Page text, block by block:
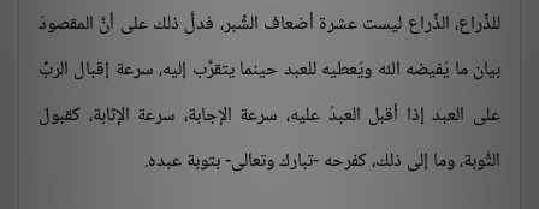
للذِّراع، الذِّراع ليست عشرة أضعاف الشِّبر، فدلَّ ذلك على أنَّ المقصودَ
بيان ما يُفيضه الله ويُعطيه للعبد حينما يتقرَّب إليه، سرعة إقبال الربِّ
على العبد إذا أقبل العبدُ عليه، سرعة الإجابة، سرعة الإثابة، كقبول
التَّوبة، وما إلى ذلك، كفرحه -تبارك وتعالى- بتوبة عبده.